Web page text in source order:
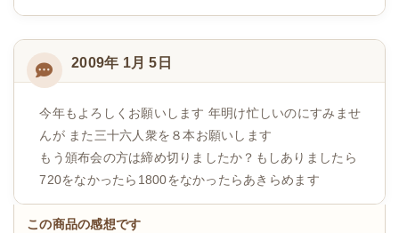
2009年 1月 5日
今年もよろしくお願いします 年明け忙しいのにすみませ
んが また三十六人衆を８本お願いします
もう頒布会の方は締め切りましたか？もしありましたら
720をなかったら1800をなかったらあきらめます
この商品の感想です